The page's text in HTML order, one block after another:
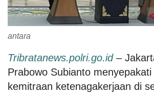
antara
Tribratanews.polri.go.id –
Prabowo Subianto
kemitraan ketenagakerjaan di